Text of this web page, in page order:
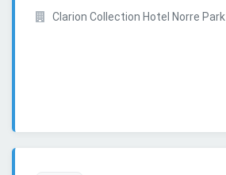
Clarion Collection Hotel Norre Park